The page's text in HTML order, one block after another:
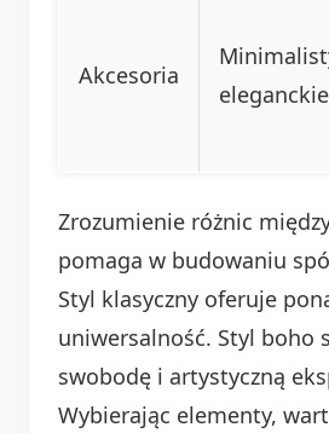
Akcesoria
eleganckie
Zrozumienie różnic
pomaga w budowaniu
Styl klasyczny oferuje
uniwersalność. Styl boho
swobodę i artystyczną
Wybierając elementy,